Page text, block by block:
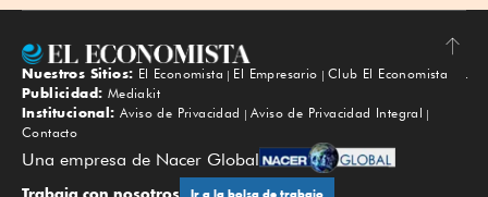
Subir
Nuestros Sitios: El Economista El Empresario
Club El Economista
Publicidad: Mediakit
Institucional: Aviso de Privacidad
Aviso de Privacidad Integral
Contacto
Una empresa de Nacer Global
Trabaja con nosotros Ir a la bolsa de trabajo